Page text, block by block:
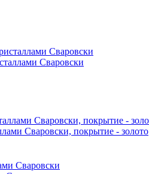
Сваровски
Сваровски, покрытие - золото